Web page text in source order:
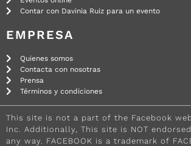
Contar con Davinia Ruiz para un evento
EMPRESA
Quienes somos
Contacta con nosotras
Prensa
Términos y condiciones
This site is not a part of the Facebook
Inc. Additionally, This site is NOT
any way. FACEBOOK is a trademark of